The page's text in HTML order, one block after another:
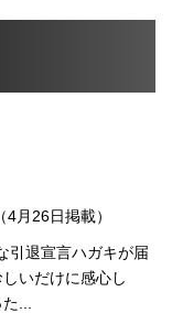
月26日掲載）
引退宣言ハガキが届
いだけに感心し
...